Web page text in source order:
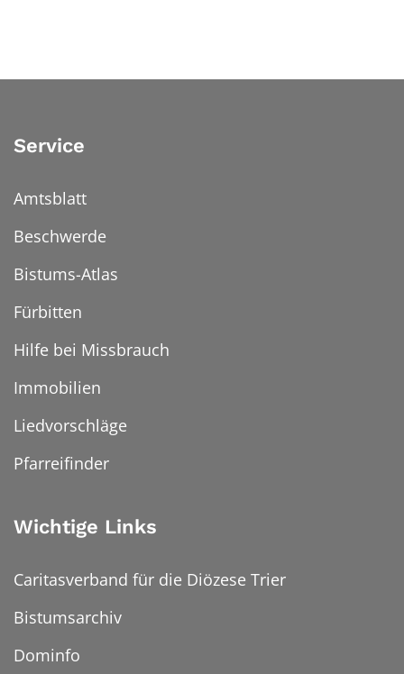
Service
Amtsblatt
Beschwerde
Bistums-Atlas
Fürbitten
Hilfe bei Missbrauch
Immobilien
Liedvorschläge
Pfarreifinder
Wichtige Links
Caritasverband für die Diözese Trier
Bistumsarchiv
Dominfo